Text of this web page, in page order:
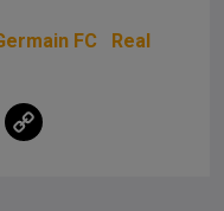
FC
Real
T